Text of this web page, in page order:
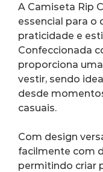
A Camiseta Rip
essencial para o
praticidade e
Confeccionada
proporciona
vestir, sendo
desde
casuais.
Com design
facilmente com
permitindo criar